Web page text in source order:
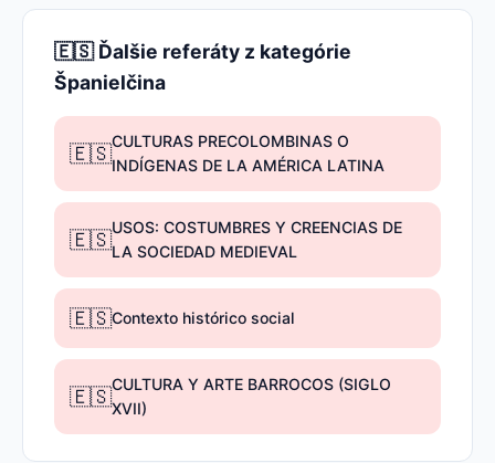
🇪🇸 Ďalšie referáty z kategórie
Španielčina
🇪🇸CULTURAS PRECOLOMBINAS O
INDÍGENAS DE LA AMÉRICA LATINA
🇪🇸USOS: COSTUMBRES Y CREENCIAS DE
LA SOCIEDAD MEDIEVAL
🇪🇸Contexto histórico social
🇪🇸CULTURA Y ARTE BARROCOS (SIGLO
XVII)